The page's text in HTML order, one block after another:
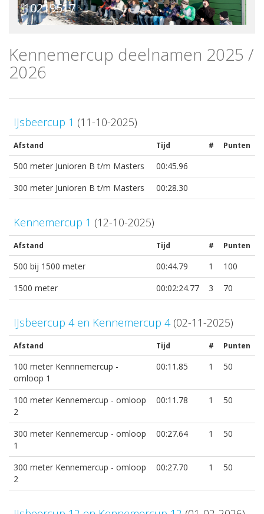
10219517
Kennemercup deelnamen 2025 /
2026
IJsbeercup 1 (11-10-2025)
Afstand Tijd # Punten
500 meter Junioren B t/m Masters
00:45.96
300 meter Junioren B t/m Masters
00:28.30
Kennemercup 1 (12-10-2025)
Afstand Tijd # Punten
500 bij 1500 meter 00:44.79 1
100
1500 meter
00:02:24.77 3 70
IJsbeercup 4 en Kennemercup 4(02-11-2025)
Afstand Tijd # Punten
100 meter Kennnemercup -
omloop 1
00:11.85 1 50
100 meter Kennemercup - omloop
2
00:11.78 1 50
300 meter Kennemercup - omloop
1
00:27.64 1 50
300 meter Kennemercup - omloop
2
00:27.70 1 50